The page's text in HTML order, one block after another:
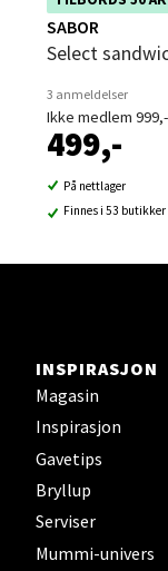
deg av rabatten i
SABOR
Select
3 anmeldelser
Ikke medlem 999,-
499,-
På nettlager
Finnes i 53 butikker
INSPIRASJON
Magasin
Inspirasjon
Gavetips
Bryllup
Serviser
Mummi-univers
Sortland
Strangata 26,
Åpent i dag
0 i butikk
Sjøfartsgata
Åpent i dag